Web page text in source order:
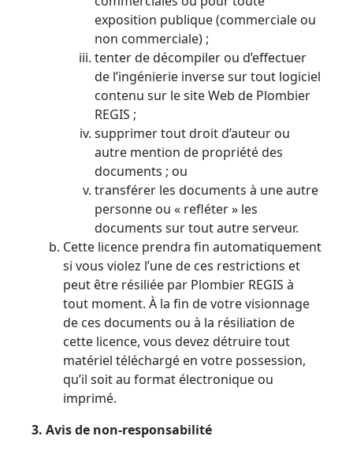
exposition publique (commerciale ou
non commerciale) ;
tenter de décompiler ou d’effectuer
de l’ingénierie inverse sur tout logiciel
contenu sur le site Web de Plombier
REGIS ;
supprimer tout droit d’auteur ou
autre mention de propriété des
documents ; ou
transférer les documents à une autre
personne ou « refléter » les
documents sur tout autre serveur.
Cette licence prendra fin automatiquement
si vous violez l’une de ces restrictions et
peut être résiliée par Plombier REGIS à
tout moment. À la fin de votre visionnage
de ces documents ou à la résiliation de
cette licence, vous devez détruire tout
matériel téléchargé en votre possession,
qu’il soit au format électronique ou
imprimé.
3. Avis de non-responsabilité